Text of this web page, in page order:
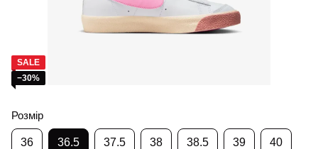
SALE
−30%
Розмір
36 36.5 37.5 38 38.5 39 40